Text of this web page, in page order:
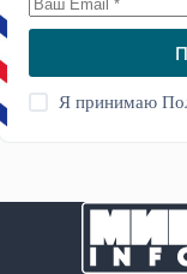
Я принимаю